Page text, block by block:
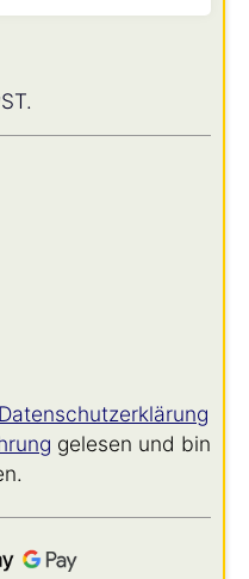
Datenschutz­erklärung
gelesen und bin